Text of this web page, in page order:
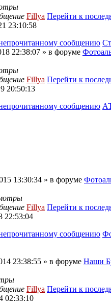
Fillya Перейти к
23:10:58
сообщению
22:38:07 » в форуме
Fillya Перейти к
20:50:13
сообщению
13:30:34 » в форуме
Fillya Перейти к
22:53:04
сообщению
23:38:55 » в форуме Наши
Fillya Перейти к
02:33:10